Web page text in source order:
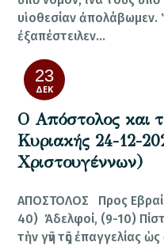
υἱοθεσίαν ἀπολάβωμεν.
ἐξαπέστειλεν…
23
ΔΕΚ
Ο Απόστολος και
Κυριακής 24-12-
Χριστουγέννων)
ΑΠΟΣΤΟΛΟΣ Προς
40) Ἀδελφοί, (9-10)
τὴν γῆν τῆς ἐπαγγελίας